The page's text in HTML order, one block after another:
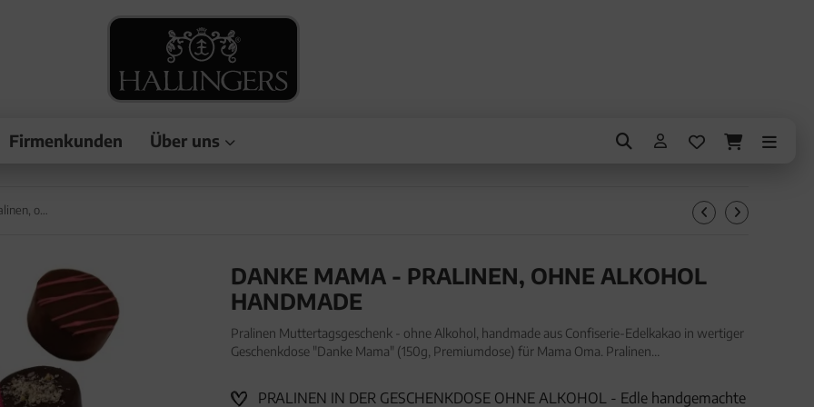
Firmenkunden Über uns
DANKE MAMA - PRALINEN, OHNE ALKOHOL
HANDMADE
Pralinen Muttertagsgeschenk - ohne Alkohol, handmade aus Confiserie-Edelkakao in wertiger
Geschenkdose "Danke Mama" (150g, Premiumdose) für Mama Oma. Pralinen
Geschenkdose "D
PRALINEN IN DER GESCHENKDOSE OHNE ALKOHOL - Edle handgemachte